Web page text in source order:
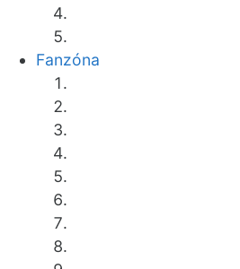
Fanzóna